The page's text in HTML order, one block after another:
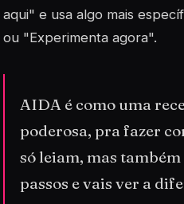
aqui" e usa algo mais
ou "Experimenta agora".
AIDA é como uma
poderosa, pra fazer
só leiam, mas também
passos e vais ver a